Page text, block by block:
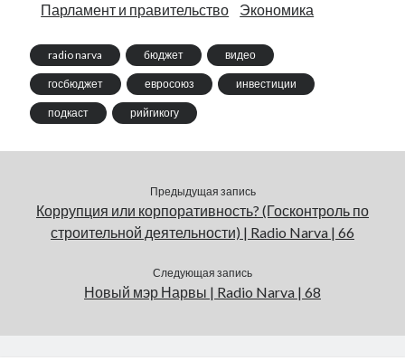
Парламент и правительство
Экономика
radio narva бюджет видео
госбюджет евросоюз инвестиции
подкаст рийгикогу
Предыдущая запись
Коррупция или корпоративность? (Госконтроль по
строительной деятельности) | Radio Narva | 66
Следующая запись
Новый мэр Нарвы | Radio Narva | 68